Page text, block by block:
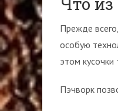
Прежде
особую
этом
Пэчворк